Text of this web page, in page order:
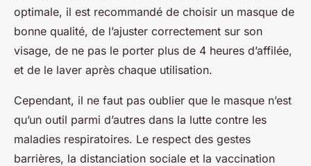
optimale, il est recommandé de choisir un masque de
bonne qualité, de l’ajuster correctement sur son
visage, de ne pas le porter plus de 4 heures d’affilée,
et de le laver après chaque utilisation.
Cependant, il ne faut pas oublier que le masque n’est
qu’un outil parmi d’autres dans la lutte contre les
maladies respiratoires. Le respect des gestes
barrières, la distanciation sociale et la vaccination